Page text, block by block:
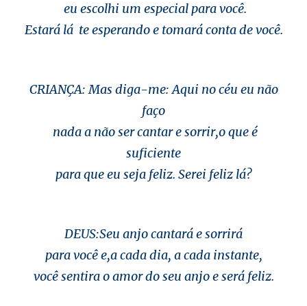
eu escolhi um especial para você.
Estará lá te esperando e tomará conta de você.
CRIANÇA: Mas diga-me: Aqui no céu eu não
faço
nada a não ser cantar e sorrir,o que é
suficiente
para que eu seja feliz. Serei feliz lá?
DEUS:Seu anjo cantará e sorrirá
para você e,a cada dia, a cada instante,
você sentira o amor do seu anjo e será feliz.